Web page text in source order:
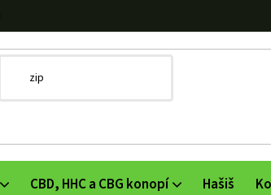
CBD, HHC a CBG konopí Hašiš